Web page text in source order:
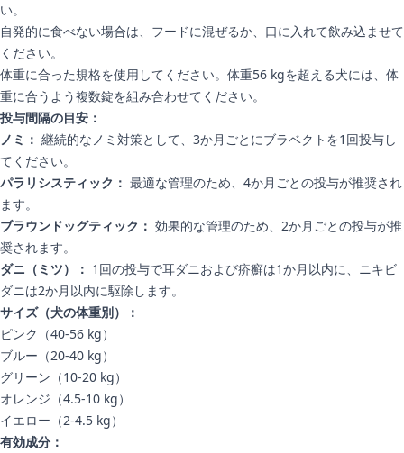
い。
自発的に食べない場合は、フードに混ぜるか、口に入れて飲み込ませて
ください。
体重に合った規格を使用してください。体重56 kgを超える犬には、体
重に合うよう複数錠を組み合わせてください。
投与間隔の目安：
ノミ： 継続的なノミ対策として、3か月ごとにブラベクトを1回投与し
てください。
パラリシスティック： 最適な管理のため、4か月ごとの投与が推奨され
ます。
ブラウンドッグティック： 効果的な管理のため、2か月ごとの投与が推
奨されます。
ダニ（ミツ）： 1回の投与で耳ダニおよび疥癬は1か月以内に、ニキビ
ダニは2か月以内に駆除します。
サイズ（犬の体重別）：
ピンク（40-56 kg）
ブルー（20-40 kg）
グリーン（10-20 kg）
オレンジ（4.5-10 kg）
イエロー（2-4.5 kg）
有効成分：